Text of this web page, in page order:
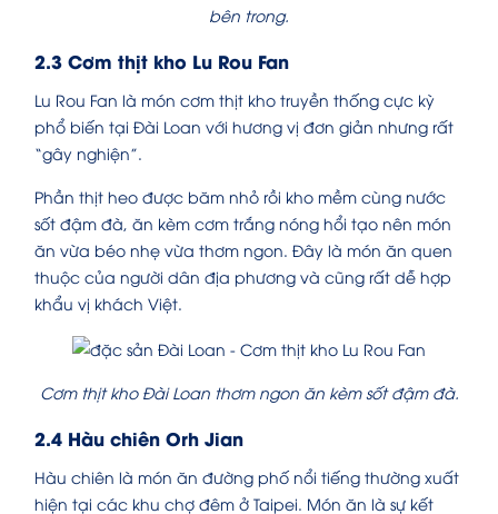
bên trong.
2.3 Cơm thịt kho Lu Rou Fan
Lu Rou Fan là món cơm thịt kho truyền thống cực kỳ
phổ biến tại Đài Loan với hương vị đơn giản nhưng rất
“gây nghiện”.
Phần thịt heo được băm nhỏ rồi kho mềm cùng nước
sốt đậm đà, ăn kèm cơm trắng nóng hổi tạo nên món
ăn vừa béo nhẹ vừa thơm ngon. Đây là món ăn quen
thuộc của người dân địa phương và cũng rất dễ hợp
khẩu vị khách Việt.
Cơm thịt kho Đài Loan thơm ngon ăn kèm sốt đậm đà.
2.4 Hàu chiên Orh Jian
Hàu chiên là món ăn đường phố nổi tiếng thường xuất
hiện tại các khu chợ đêm ở Taipei. Món ăn là sự kết